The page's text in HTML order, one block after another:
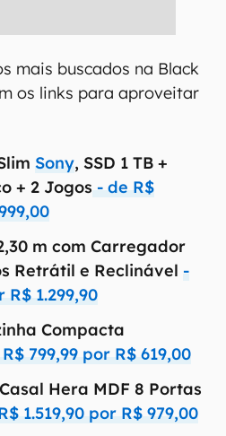
mais buscados na Black
os links para aproveitar
Sony, SSD 1 TB +
+ 2 Jogos - de R$
m com Carregador
Retrátil e Reclinável -
R$ 1.299,90
Compacta
799,99 por R$ 619,00
Hera MDF 8 Portas
1.519,90 por R$ 979,00